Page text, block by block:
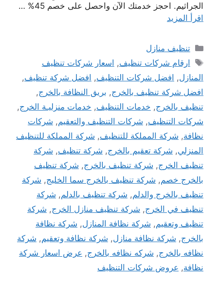
الجراثيم. احجز خدمتك الآن واحصل على خصم 45% …
اقرأ المزيد
التصنيفات
تنظيف منازل
الوسوم
ارقام شركات تنظيف, اسعار شركات تنظيف
المنازل, افضل شركات التنظيف, افضل شركة تنظيف,
افضل شركة تنظيف بالخرج, بريق النظافة بالخرج,
تنظيف بالخرج, خدمات التنظيف, خدمات منزليـة الخرج,
شركات التنظيف, شركات التنظيف والتعقيم, شركات
نظافة, شركة المملكة للتنظيف, شركة المملكة للتنظيف
المنزلي, شركة تعقيم بالخرج, شركة تنظيف, شركة
تنظيف الخرج, شركة تنظيف بالخرج, شركة تنظيف
بالخرج خصم, شركة تنظيف بالخرج سما الخليج, شركة
تنظيف بالخرج والدلم, شركة تنظيف بالدلم, شركة
تنظيف في الخرج, شركة تنظيف منازل الخرج, شركة
تنظيف وتعقيم, شركة نظافة المنازل, شركة نظافة
بالخرج, شركة نظافة منازل, شركة نظافة وتعقيم, شركة
نظافه بالخرج, شركه نظافه بالخرج, عرض اسعار شركة
نظافة, عروض شركات التنظيف